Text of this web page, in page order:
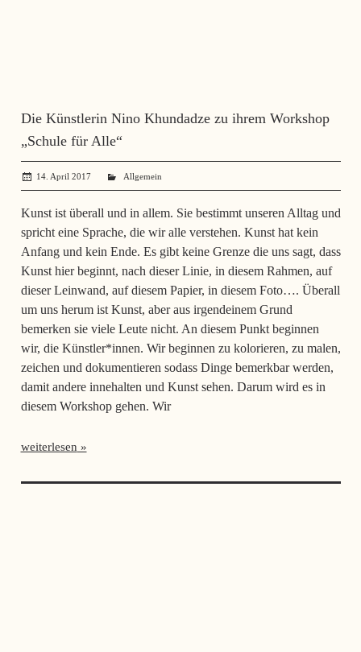
Die Künstlerin Nino Khundadze zu ihrem Workshop
„Schule für Alle“
14. April 2017 administrator
Allgemein
Kunst ist überall und in allem. Sie bestimmt unseren Alltag und
spricht eine Sprache, die wir alle verstehen. Kunst hat kein
Anfang und kein Ende. Es gibt keine Grenze die uns sagt, dass
Kunst hier beginnt, nach dieser Linie, in diesem Rahmen, auf
dieser Leinwand, auf diesem Papier, in diesem Foto…. Überall
um uns herum ist Kunst, aber aus irgendeinem Grund
bemerken sie viele Leute nicht. An diesem Punkt beginnen
wir, die Künstler*innen. Wir beginnen zu kolorieren, zu malen,
zeichen und dokumentieren sodass Dinge bemerkbar werden,
damit andere innehalten und Kunst sehen. Darum wird es in
diesem Workshop gehen. Wir
weiterlesen